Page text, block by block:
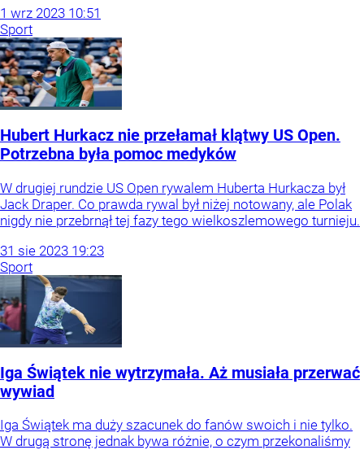
1 wrz 2023 10:51
Sport
Hubert Hurkacz nie przełamał klątwy US Open.
Potrzebna była pomoc medyków
W drugiej rundzie US Open rywalem Huberta Hurkacza był
Jack Draper. Co prawda rywal był niżej notowany, ale Polak
nigdy nie przebrnął tej fazy tego wielkoszlemowego turnieju.
31 sie 2023 19:23
Sport
Iga Świątek nie wytrzymała. Aż musiała przerwać
wywiad
Iga Świątek ma duży szacunek do fanów swoich i nie tylko.
W drugą stronę jednak bywa różnie, o czym przekonaliśmy